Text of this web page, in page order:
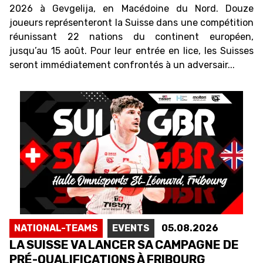
2026 à Gevgelija, en Macédoine du Nord. Douze
joueurs représenteront la Suisse dans une compétition
réunissant 22 nations du continent européen,
jusqu’au 15 août. Pour leur entrée en lice, les Suisses
seront immédiatement confrontés à un adversair...
NATIONAL-TEAMS EVENTS 05.08.2026
LA SUISSE VA LANCER SA CAMPAGNE DE
PRÉ-QUALIFICATIONS À FRIBOURG